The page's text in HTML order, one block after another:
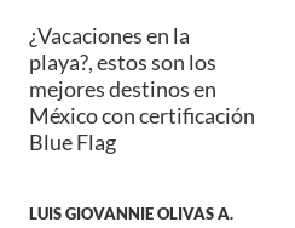
¿Vacaciones en la
playa?, estos son los
mejores destinos en
México con certificación
Blue Flag
LUIS GIOVANNIE OLIVAS A.